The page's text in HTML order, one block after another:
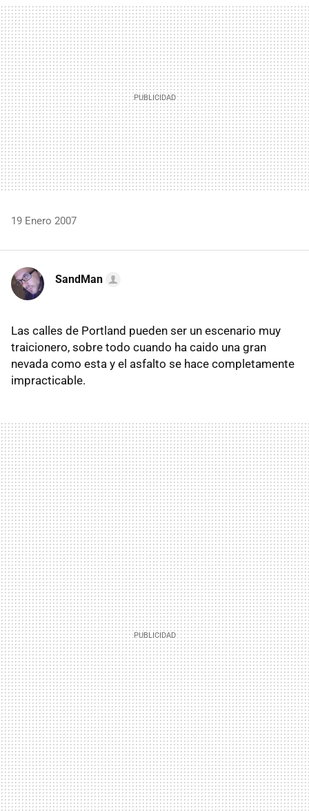
MAIL
19 Enero 2007
SandMan
Las calles de Portland pueden ser un escenario muy
traicionero, sobre todo cuando ha caido una gran
nevada como esta y el asfalto se hace completamente
impracticable.